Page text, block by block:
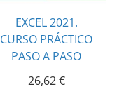
EXCEL 2021.
CURSO PRÁCTICO
PASO A PASO
26,62€